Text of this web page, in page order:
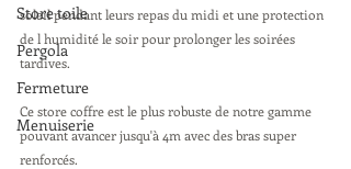
Store toile
Pergola
Fermeture
Menuiserie
soleil pendant leurs repas du midi et une protection
de l humidité le soir pour prolonger les soirées
tardives.
Ce store coffre est le plus robuste de notre gamme
pouvant avancer jusqu'à 4m avec des bras super
renforcés.